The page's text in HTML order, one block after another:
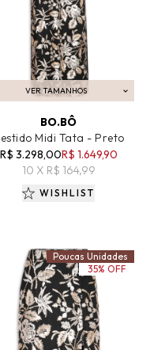
VER TAMANHOS
ADICIONAR AO CARRINHO
BO.BÔ
Midi Tata - Preto
R$ 3.298,00R$ 1.649,90
10 X R$ 164,99
WISHLIST
Poucas Unidades
35% OFF